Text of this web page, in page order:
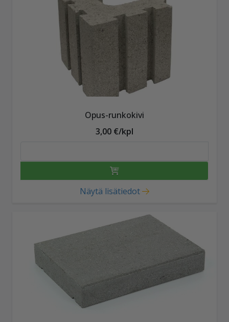
Opus-runkokivi
3,00 €/kpl
Näytä lisätiedot